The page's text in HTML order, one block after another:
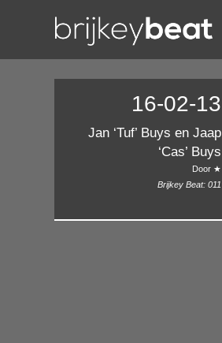
16-02-13
Jan ‘Tuf’ Buys en Jaap
‘Cas’ Buys
Door ★
Brijkey Beat:011